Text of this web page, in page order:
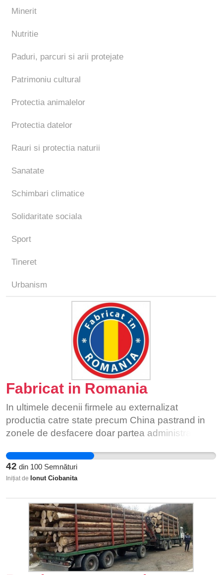
Minerit
Nutritie
Paduri, parcuri si arii protejate
Patrimoniu cultural
Protectia animalelor
Protectia datelor
Rauri si protectia naturii
Sanatate
Schimbari climatice
Solidaritate sociala
Sport
Tineret
Urbanism
Fabricat in Romania
In ultimele decenii firmele au externalizat
productia catre state precum China pastrand in
zonele de desfacere doar partea administrativa
model a functionat pentru business dar ne-a lasat
complet vulnerabili in fata actualei probleme
provocata de virusul covid-19 dar si a viitoarelor
de a evita situatia actuala este de a readuce
partea de productie acasa pentru a nu mai
depinde de bunavointa altor state in momentele
in care rezervele de bunavointa sunt demult
terminate.Putem incuraja firmele sa investeasca
42 din 100 Semnături
Inițiat de Ionut Ciobanita